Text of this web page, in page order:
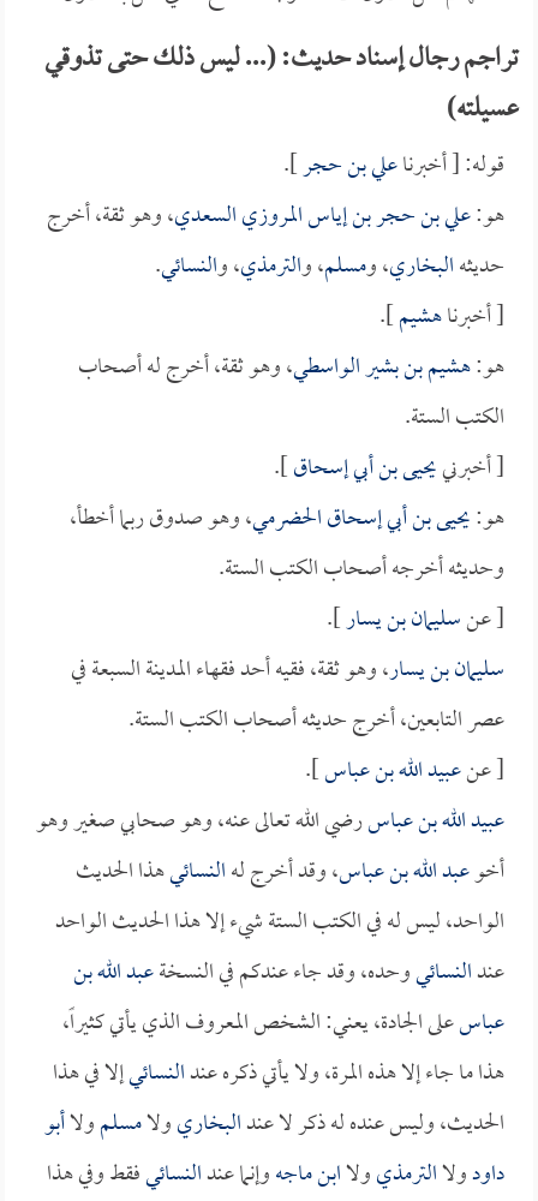
تراجم رجال إسناد حديث: (... ليس ذلك حتى تذوقي
عسيلته)
قوله: [ أخبرناعلي بن حجر].
هو:علي بن حجر بن إياس المروزي السعدي، وهو ثقة، أخرج
حديثهالبخاري، ومسلم، والترمذي، والنسائي.
[ أخبرناهشيم].
هو:هشيم بن بشير الواسطي، وهو ثقة، أخرج له أصحاب
الكتب الستة.
[ أخبرنييحيى بن أبي إسحاق].
هو:يحيى بن أبي إسحاق الحضرمي، وهو صدوق ربما أخطأ،
وحديثه أخرجه أصحاب الكتب الستة.
[ عنسليمان بن يسار].
سليمان بن يسار، وهو ثقة، فقيه أحد فقهاء المدينة السبعة في
عصر التابعين، أخرج حديثه أصحاب الكتب الستة.
[ عنعبيد الله بن عباس].
عبيد الله بن عباسرضي الله تعالى عنه، وهو صحابي صغير وهو
أخوعبد الله بن عباس، وقد أخرج لهالنسائيهذا الحديث
الواحد، ليس له في الكتب الستة شيء إلا هذا الحديث الواحد
عندالنسائيوحده، وقد جاء عندكم في النسخةعبد الله بن
عباسعلى الجادة، يعني: الشخص المعروف الذي يأتي كثيراً،
هذا ما جاء إلا هذه المرة، ولا يأتي ذكره عندالنسائيإلا في هذا
الحديث، وليس عنده له ذكر لا عندالبخاريولامسلمولاأبو
داودولاالترمذيولاابن ماجهوإنما عندالنسائيفقط وفي هذا